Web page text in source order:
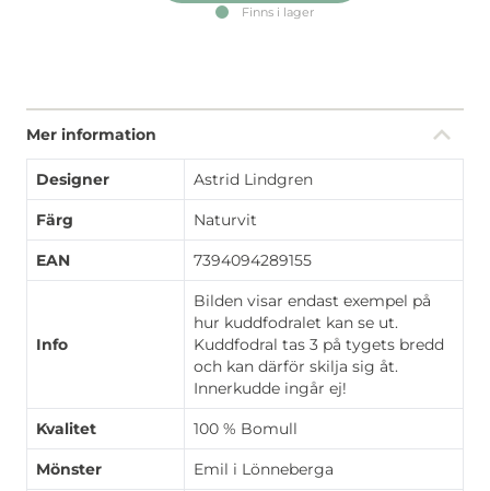
Finns i lager
Mer information
Designer Astrid Lindgren
Färg Naturvit
EAN 7394094289155
Info
Bilden visar endast exempel på
hur kuddfodralet kan se ut.
Kuddfodral tas 3 på tygets bredd
och kan därför skilja sig åt.
Innerkudde ingår ej!
Kvalitet 100 % Bomull
Mönster Emil i Lönneberga